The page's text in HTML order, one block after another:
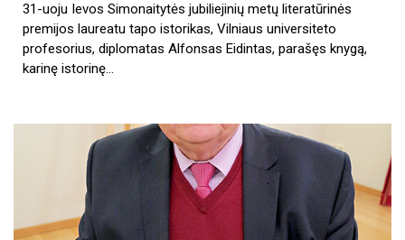
31-uoju Ievos Simonaitytės jubiliejinių metų literatūrinės
premijos laureatu tapo istorikas, Vilniaus universiteto
profesorius, diplomatas Alfonsas Eidintas, parašęs knygą,
karinę istorinę…